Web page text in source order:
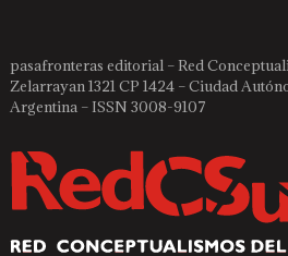
pasafronteras editorial – Red
Zelarrayan 1321 CP 1424 – Ciudad
Argentina – ISSN 3008-9107